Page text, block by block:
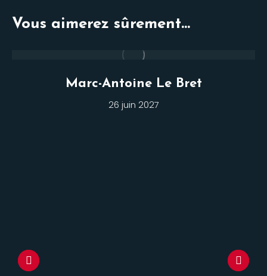
Vous aimerez sûrement...
Marc-Antoine Le Bret
26 juin 2027